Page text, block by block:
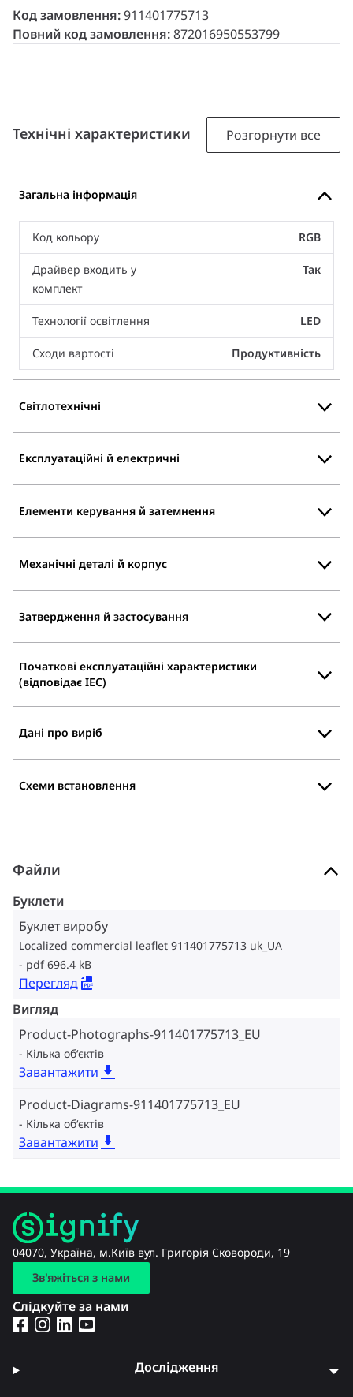
Код замовлення:911401775713
Повний код замовлення:872016950553799
Технічні характеристики Розгорнути все
Загальна інформація
Код кольору RGB
Драйвер входить у
комплект
Так
Технології освітлення LED
Сходи вартості Продуктивність
Світлотехнічні
Експлуатаційні й електричні
Елементи керування й затемнення
Механічні деталі й корпус
Затвердження й застосування
Початкові експлуатаційні характеристики
(відповідає IEC)
Дані про виріб
Схеми встановлення
Файли
Буклети
Буклет виробу
Localized commercial leaflet 911401775713 uk_UA
pdf 696.4 kB
Перегляд
Вигляд
Product-Photographs-911401775713_EU
Кілька об‘єктів
Завантажити
Product-Diagrams-911401775713_EU
Кілька об‘єктів
Завантажити
04070, Україна, м.Київ вул. Григорія Сковороди, 19
Зв'яжіться з нами
Слідкуйте за нами
Дослідження